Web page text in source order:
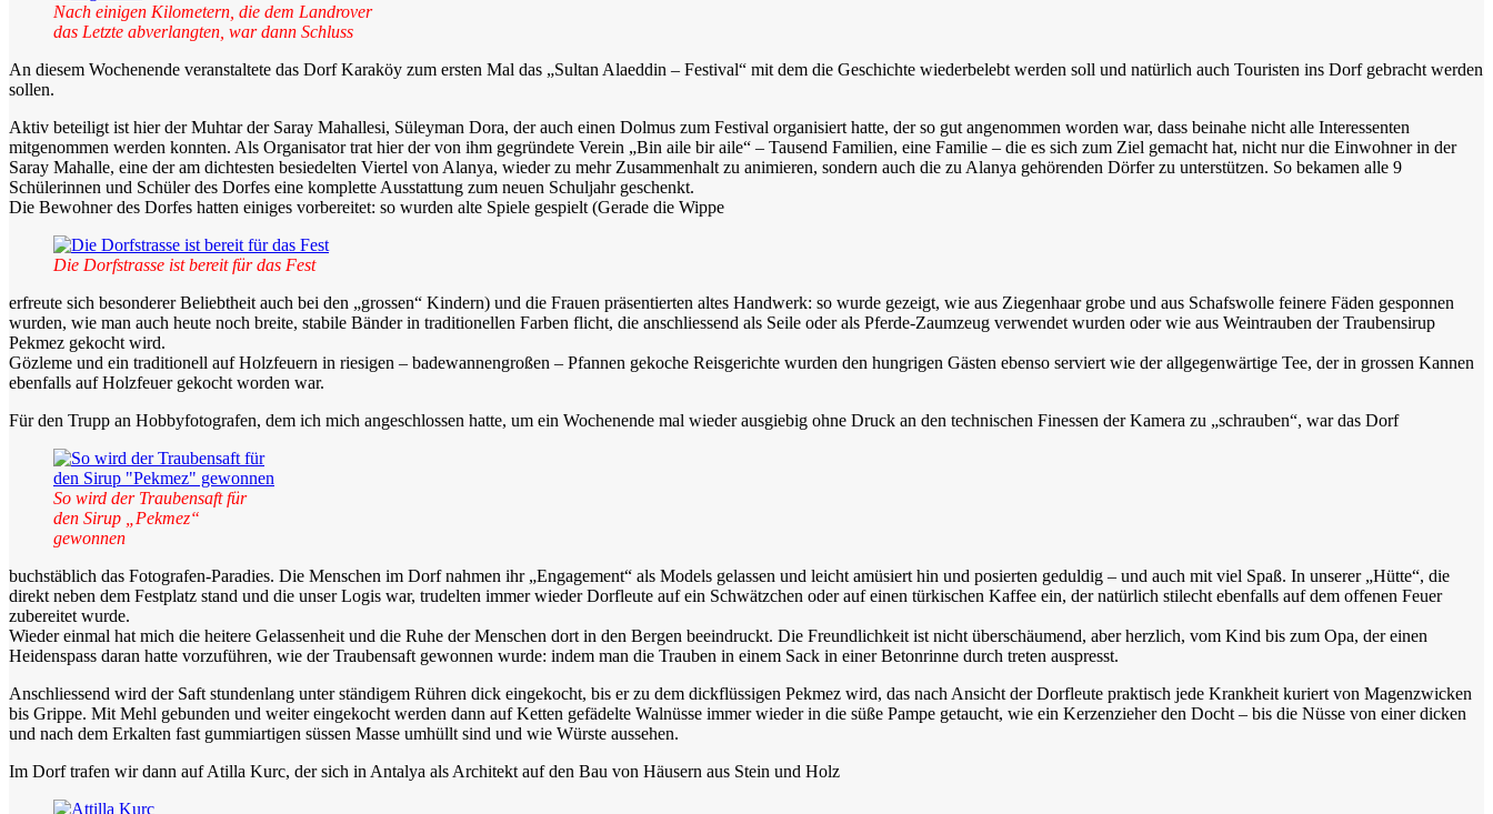
Nach einigen Kilometern, die dem Landrover
das Letzte abverlangten, war dann Schluss
An diesem Wochenende veranstaltete das Dorf Karaköy zum ersten Mal das „Sultan Alaeddin – Festival“ mit dem die Geschichte wiederbelebt werden soll und natürlich auch Touristen ins Dorf gebracht werden
sollen.
Aktiv beteiligt ist hier der Muhtar der Saray Mahallesi, Süleyman Dora, der auch einen Dolmus zum Festival organisiert hatte, der so gut angenommen worden war, dass beinahe nicht alle Interessenten
mitgenommen werden konnten. Als Organisator trat hier der von ihm gegründete Verein „Bin aile bir aile“ – Tausend Familien, eine Familie – die es sich zum Ziel gemacht hat, nicht nur die Einwohner in der
Saray Mahalle, eine der am dichtesten besiedelten Viertel von Alanya, wieder zu mehr Zusammenhalt zu animieren, sondern auch die zu Alanya gehörenden Dörfer zu unterstützen. So bekamen alle 9
Schülerinnen und Schüler des Dorfes eine komplette Ausstattung zum neuen Schuljahr geschenkt.
Die Bewohner des Dorfes hatten einiges vorbereitet: so wurden alte Spiele gespielt (Gerade die Wippe
Die Dorfstrasse ist bereit für das Fest
erfreute sich besonderer Beliebtheit auch bei den „grossen“ Kindern) und die Frauen präsentierten altes Handwerk: so wurde gezeigt, wie aus Ziegenhaar grobe und aus Schafswolle feinere Fäden gesponnen
wurden, wie man auch heute noch breite, stabile Bänder in traditionellen Farben flicht, die anschliessend als Seile oder als Pferde-Zaumzeug verwendet wurden oder wie aus Weintrauben der Traubensirup
Pekmez gekocht wird.
Gözleme und ein traditionell auf Holzfeuern in riesigen – badewannengroßen – Pfannen gekoche Reisgerichte wurden den hungrigen Gästen ebenso serviert wie der allgegenwärtige Tee, der in grossen Kannen
ebenfalls auf Holzfeuer gekocht worden war.
Für den Trupp an Hobbyfotografen, dem ich mich angeschlossen hatte, um ein Wochenende mal wieder ausgiebig ohne Druck an den technischen Finessen der Kamera zu „schrauben“, war das Dorf
So wird der Traubensaft für
den Sirup „Pekmez“
gewonnen
buchstäblich das Fotografen-Paradies. Die Menschen im Dorf nahmen ihr „Engagement“ als Models gelassen und leicht amüsiert hin und posierten geduldig – und auch mit viel Spaß. In unserer „Hütte“, die
direkt neben dem Festplatz stand und die unser Logis war, trudelten immer wieder Dorfleute auf ein Schwätzchen oder auf einen türkischen Kaffee ein, der natürlich stilecht ebenfalls auf dem offenen Feuer
zubereitet wurde.
Wieder einmal hat mich die heitere Gelassenheit und die Ruhe der Menschen dort in den Bergen beeindruckt. Die Freundlichkeit ist nicht überschäumend, aber herzlich, vom Kind bis zum Opa, der einen
Heidenspass daran hatte vorzuführen, wie der Traubensaft gewonnen wurde: indem man die Trauben in einem Sack in einer Betonrinne durch treten auspresst.
Anschliessend wird der Saft stundenlang unter ständigem Rühren dick eingekocht, bis er zu dem dickflüssigen Pekmez wird, das nach Ansicht der Dorfleute praktisch jede Krankheit kuriert von Magenzwicken
bis Grippe. Mit Mehl gebunden und weiter eingekocht werden dann auf Ketten gefädelte Walnüsse immer wieder in die süße Pampe getaucht, wie ein Kerzenzieher den Docht – bis die Nüsse von einer dicken
und nach dem Erkalten fast gummiartigen süssen Masse umhüllt sind und wie Würste aussehen.
Im Dorf trafen wir dann auf Atilla Kurc, der sich in Antalya als Architekt auf den Bau von Häusern aus Stein und Holz